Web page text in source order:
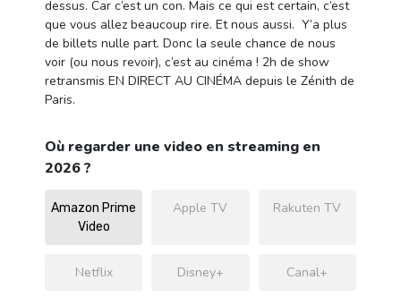
dessus. Car c’est un con. Mais ce qui est certain, c’est
que vous allez beaucoup rire. Et nous aussi. Y’a plus
de billets nulle part. Donc la seule chance de nous
voir (ou nous revoir), c’est au cinéma ! 2h de show
retransmis EN DIRECT AU CINÉMA depuis le Zénith de
Paris.
Où regarder une video en streaming en
2026 ?
Amazon Prime
Video
Apple TV Rakuten TV
Netflix Disney+ Canal+